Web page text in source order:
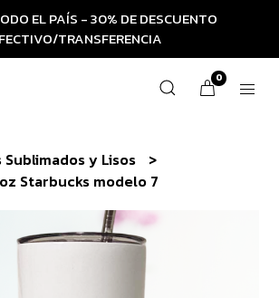
EL PAÍS - 30% DE DESCUENTO
TRANSFERENCIA
0
Sublimados y Lisos
Starbucks modelo 7